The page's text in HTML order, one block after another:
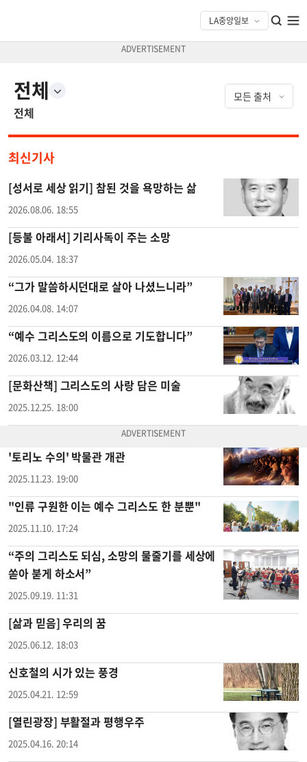
전체
전체
최신기사
[성서로 세상 읽기] 참된 것을 욕망하는 삶
2026.08.06. 18:55
[등불 아래서] 기리사독이 주는 소망
2026.05.04. 18:37
“그가 말씀하시던대로 살아 나셨느니라”
2026.04.08. 14:07
“예수 그리스도의 이름으로 기도합니다”
2026.03.12. 12:44
[문화산책] 그리스도의 사랑 담은 미술
2025.12.25. 18:00
'토리노 수의' 박물관 개관
2025.11.23. 19:00
"인류 구원한 이는 예수 그리스도 한 분뿐"
2025.11.10. 17:24
“주의 그리스도 되심, 소망의 물줄기를 세상에
쏟아 붇게 하소서”
2025.09.19. 11:31
[삶과 믿음] 우리의 꿈
2025.06.12. 18:03
신호철의 시가 있는 풍경
2025.04.21. 12:59
[열린광장] 부활절과 평행우주
2025.04.16. 20:14